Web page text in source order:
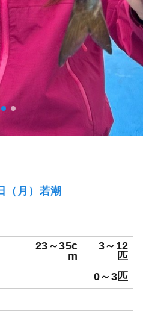
（月）若潮
23～35c
m
3～12
匹
0～3匹